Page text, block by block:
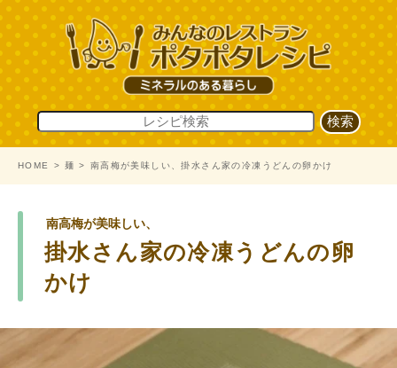
HOME 麺 南高梅が美味しい、掛水さん家の冷凍うどんの卵かけ
南高梅が美味しい、
掛水さん家の冷凍うどんの卵
かけ